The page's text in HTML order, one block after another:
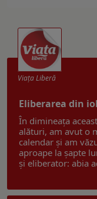
Viaţa Liberă
Eliberarea din
În dimineața
alături, am avut o
calendar și am
aproape la șapte
și eliberator: abia